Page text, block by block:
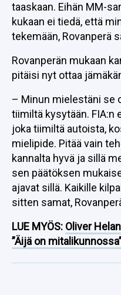
taaskaan. Eihän MM-
kukaan ei tiedä, että
tekemään, Rovanperä
Rovanperän mukaan
pitäisi nyt ottaa
– Minun mielestäni se
tiimiltä kysytään. FIA:n
joka tiimiltä autoista,
mielipide. Pitää vain
kannalta hyvä ja sillä
sen päätöksen
ajavat sillä. Kaikille
sitten samat,
LUE MYÖS: Oliver
”Äijä on